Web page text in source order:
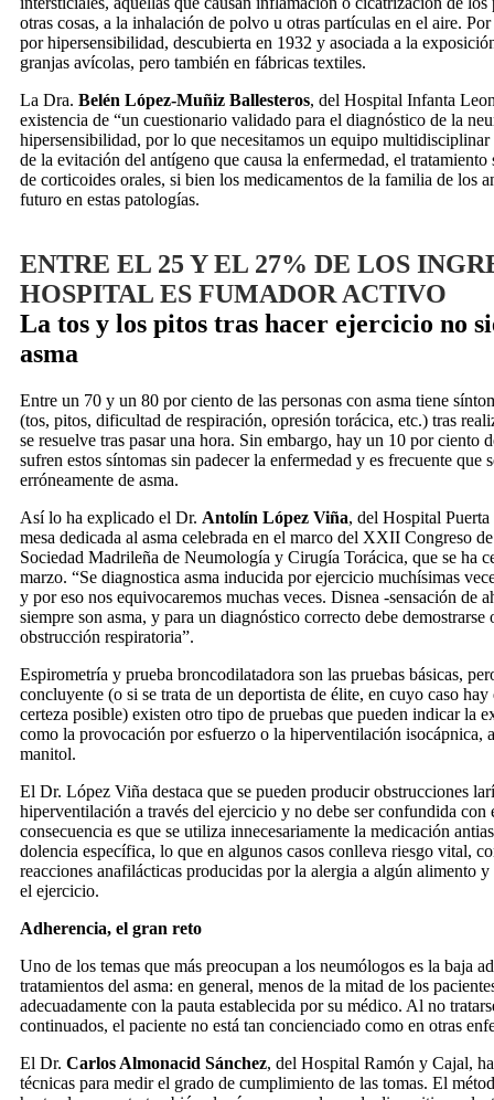
otras cosas, a la inhalación de polvo u otras partículas en el aire.
por hipersensibilidad, descubierta en 1932 y asociada a la
granjas avícolas, pero también en fábricas textiles.
La Dra. Belén López-Muñiz Ballesteros, del Hospital Infanta
existencia de “un cuestionario validado para el diagnóstico de la
hipersensibilidad, por lo que necesitamos un equipo multidisciplinar
de la evitación del antígeno que causa la enfermedad, el tratamiento
de corticoides orales, si bien los medicamentos de la familia de los
futuro en estas patologías.
ENTRE EL 25 Y EL 27% DE LOS
HOSPITAL ES FUMADOR ACTIVO
La tos y los pitos tras hacer ejercicio no
asma
Entre un 70 y un 80 por ciento de las personas con asma tiene
(tos, pitos, dificultad de respiración, opresión torácica, etc.) tras
se resuelve tras pasar una hora. Sin embargo, hay un 10 por ciento
sufren estos síntomas sin padecer la enfermedad y es frecuente que
erróneamente de asma.
Así lo ha explicado el Dr. Antolín López Viña, del Hospital
mesa dedicada al asma celebrada en el marco del XXII Congreso
Sociedad Madrileña de Neumología y Cirugía Torácica, que se ha
marzo. “Se diagnostica asma inducida por ejercicio muchísimas
y por eso nos equivocaremos muchas veces. Disnea -sensación de
siempre son asma, y para un diagnóstico correcto debe demostrarse
obstrucción respiratoria”.
Espirometría y prueba broncodilatadora son las pruebas básicas,
concluyente (o si se trata de un deportista de élite, en cuyo caso
certeza posible) existen otro tipo de pruebas que pueden indicar la
como la provocación por esfuerzo o la hiperventilación isocápnica,
manitol.
El Dr. López Viña destaca que se pueden producir obstrucciones
hiperventilación a través del ejercicio y no debe ser confundida con
consecuencia es que se utiliza innecesariamente la medicación
dolencia específica, lo que en algunos casos conlleva riesgo vital,
reacciones anafilácticas producidas por la alergia a algún alimento
el ejercicio.
Adherencia, el gran reto
Uno de los temas que más preocupan a los neumólogos es la baja
tratamientos del asma: en general, menos de la mitad de los
adecuadamente con la pauta establecida por su médico. Al no
continuados, el paciente no está tan concienciado como en otras
El Dr. Carlos Almonacid Sánchez, del Hospital Ramón y Cajal,
técnicas para medir el grado de cumplimiento de las tomas. El